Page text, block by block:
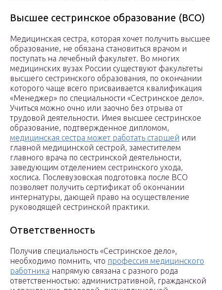
Высшее сестринское образование (ВСО)
Медицинская сестра, которая хочет получить высшее
образование, не обязана становиться врачом и
поступать на лечебный факультет. Во многих
медицинских вузах России существуют факультеты
высшего сестринского образования, по окончании
которого чаще всего присваивается квалификация
«Менеджер» по специальности «Сестринское дело».
Учиться можно очно или заочно без отрыва от
трудовой деятельности. Имея высшее сестринское
образование, подтвержденное дипломом,
медицинская сестра может работать старшей или
главной медицинской сестрой, заместителем
главного врача по сестринской деятельности,
заведующим отделением сестринского ухода,
хосписа. Послевузовская подготовка после ВСО
позволяет получить сертификат об окончании
интернатуры, дающей право на осуществление
руководящей сестринской практики.
Ответственность
Получив специальность «Сестринское дело»,
необходимо помнить, что профессия медицинского
работника напрямую связана с разного рода
ответственностью: административной, гражданской